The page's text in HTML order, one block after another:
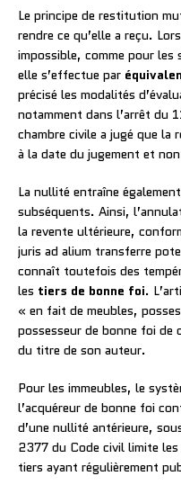
Le principe de restitution
rendre ce qu’elle a reçu.
impossible, comme pour les
elle s’effectue par
précisé les modalités
notamment dans l’arrêt du
chambre civile a jugé que la
à la date du jugement et
La nullité entraîne
subséquents. Ainsi,
la revente ultérieure,
juris ad alium transferre
connaît toutefois des
les tiers de bonne foi.
« en fait de meubles,
possesseur de bonne foi de
du titre de son auteur.
Pour les immeubles, le
l’acquéreur de bonne foi
d’une nullité antérieure,
2377 du Code civil limite
tiers ayant régulièrement